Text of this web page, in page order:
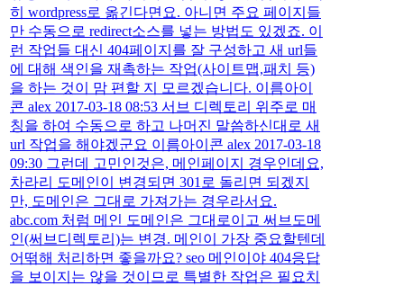
히 wordpress로 옮긴다면요. 아니면 주요 페이지들
만 수동으로 redirect소스를 넣는 방법도 있겠죠. 이
런 작업들 대신 404페이지를 잘 구성하고 새 url들
에 대해 색인을 재촉하는 작업(사이트맵,패치 등)
을 하는 것이 맘 편할 지 모르겠습니다. 이름아이
콘 alex 2017-03-18 08:53 서브 디렉토리 위주로 매
칭을 하여 수동으로 하고 나머진 말씀하신대로 새
url 작업을 해야겠군요 이름아이콘 alex 2017-03-18
09:30 그런데 고민인것은, 메인페이지 경우인데요,
차라리 도메인이 변경되면 301로 돌리면 되겠지
만, 도메인은 그대로 가져가는 경우라서요.
abc.com 처럼 메인 도메인은 그대로이고 써브도메
인(써브디렉토리)는 변경. 메인이 가장 중요할텐데
어떢해 처리하면 좋을까요? seo 메인이야 404응답
을 보이지는 않을 것이므로 특별한 작업은 필요치